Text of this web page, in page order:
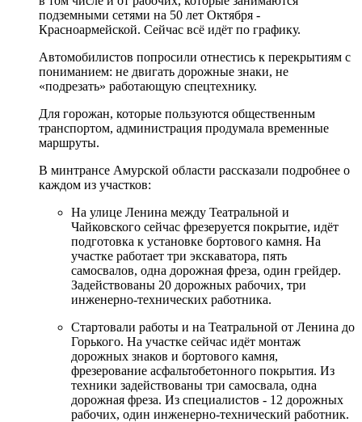
подземными сетями на 50 лет Октября -
Красноармейской. Сейчас всё идёт по графику.
Автомобилистов попросили отнестись к перекрытиям с
пониманием: не двигать дорожные знаки, не
«подрезать» работающую спецтехнику.
Для горожан, которые пользуются общественным
транспортом, администрация продумала временные
маршруты.
В минтрансе Амурской области рассказали подробнее о
каждом из участков:
На улице Ленина между Театральной и
Чайковского сейчас фрезеруется покрытие, идёт
подготовка к установке бортового камня. На
участке работает три экскаватора, пять
самосвалов, одна дорожная фреза, один грейдер.
Задействованы 20 дорожных рабочих, три
инженерно-технических работника.
Стартовали работы и на Театральной от Ленина до
Горького. На участке сейчас идёт монтаж
дорожных знаков и бортового камня,
фрезерование асфальтобетонного покрытия. Из
техники задействованы три самосвала, одна
дорожная фреза. Из специалистов - 12 дорожных
рабочих, один инженерно-технический работник.